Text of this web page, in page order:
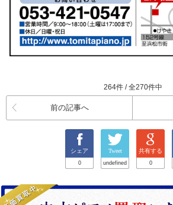
264件 / 全270件中
前の記事へ
シェア
0
Tweet
undefined
共有する
0